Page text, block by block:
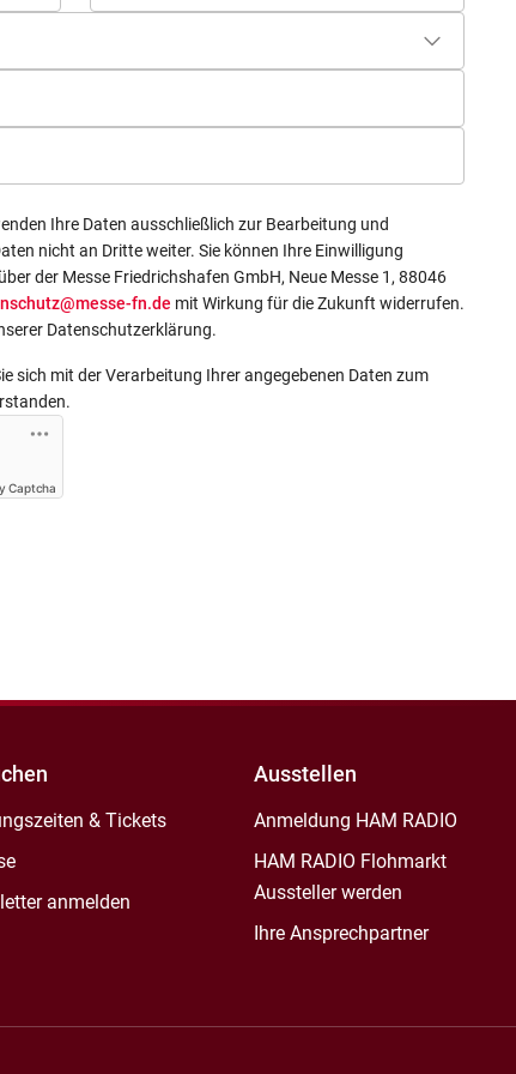
Ihre Daten ausschließlich zur Bearbeitung und
nicht an Dritte weiter. Sie können Ihre Einwilligung
der Messe Friedrichshafen GmbH, Neue Messe 1, 88046
fn.de mit Wirkung für die Zukunft widerrufen.
Datenschutzerklärung.
sich mit der Verarbeitung Ihrer angegebenen Daten zum
Captcha
& Tickets
anmelden
Ausstellen
Anmeldung HAM RADIO
HAM RADIO Flohmarkt
Aussteller werden
Ihre Ansprechpartner